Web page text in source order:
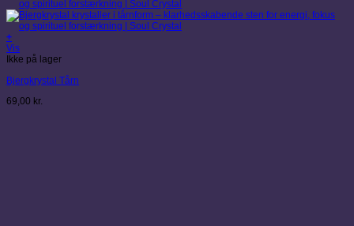
+
Vis
Ikke på lager
Bjergkrystal Tårn
69,00 kr.